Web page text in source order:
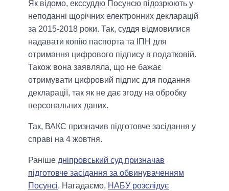
Як відомо, екссуддю Посунсю підозрюють у
неподанні щорічних електронних декларацій
за 2015-2018 роки. Так, суддя відмовилися
надавати копію паспорта та ІПН для
отримання цифрового підпису в податковій.
Також вона заявляла, що не бажає
отримувати цифровий підпис для подання
декларації, так як не дає згоду на обробку
персональних даних.
Так, ВАКС призначив підготовче засідання у
справі на 4 жовтня.
Раніше дніпровський суд призначав
підготовче засідання за обвинуваченням
Посунсі. Нагадаємо, НАБУ розслідує